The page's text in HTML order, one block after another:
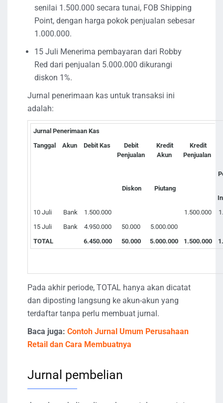
senilai 1.500.000 secara tunai, FOB Shipping
Point, dengan harga pokok penjualan sebesar
1.000.000.
15 Juli Menerima pembayaran dari Robby
Red dari penjualan 5.000.000 dikurangi
diskon 1%.
Jurnal penerimaan kas untuk transaksi ini
adalah:
Jurnal Penerimaan Kas
Tanggal
Akun Debit Kas
Debit
Penjualan
Kredit
Akun
Kredit
Penjualan
Diskon
Piutang
10 Juli
Bank 1.500.000 1.500.000
15 Juli
Bank 4.950.000 50.000
5.000.000
TOTAL
6.450.000 50.000 5.000.000 1.500.000
Pada akhir periode, TOTAL hanya akan dicatat
dan diposting langsung ke akun-akun yang
terdaftar tanpa perlu membuat jurnal.
Baca juga: Contoh Jurnal Umum Perusahaan
Retail dan Cara Membuatnya
Jurnal pembelian